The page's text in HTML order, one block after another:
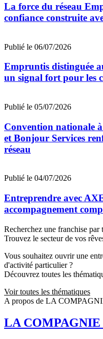
La force du réseau
confiance construite
Publié le 06/07/2026
Empruntis distinguée
un signal fort pour les
Publié le 05/07/2026
Convention nationale
et Bonjour Services
réseau
Publié le 04/07/2026
Entreprendre avec
accompagnement
Recherchez une franchise par
Trouvez le secteur de vos
Vous souhaitez ouvrir une
d'activité particulier ?
Découvrez toutes les
Voir toutes les thématiques
A propos de LA
LA COMPAGNIE